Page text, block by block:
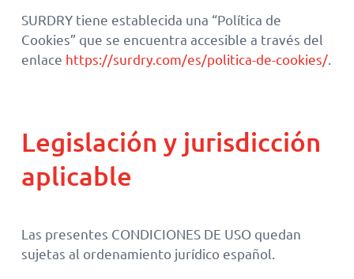
SURDRY tiene establecida una “Política de
Cookies” que se encuentra accesible a través del
enlace https://surdry.com/es/politica-de-cookies/.
Legislación y jurisdicción
aplicable
Las presentes CONDICIONES DE USO quedan
sujetas al ordenamiento jurídico español.